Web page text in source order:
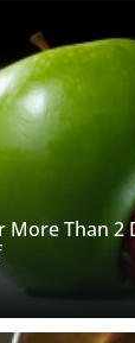
More Than 2